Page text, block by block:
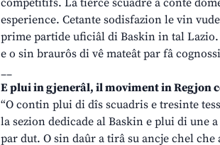
competitîfs. La tierce scuadre a conte
esperience. Cetante sodisfazion le vin
prime partide uficiâl di Baskin in tal
e o sin braurôs di vê mateât par fâ
__
E plui in gjenerâl, il moviment in Regjon
“O contin plui di dîs scuadris e tresinte
la sezion dedicade al Baskin e plui di une
par dut. O sin daûr a tirâ su ancje chel